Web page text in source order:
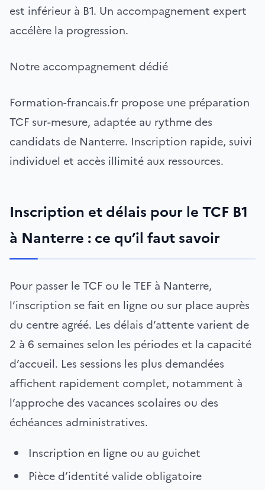
est inférieur à B1. Un accompagnement expert
accélère la progression.
Notre accompagnement dédié
Formation-francais.fr propose une préparation
TCF sur-mesure, adaptée au rythme des
candidats de Nanterre. Inscription rapide, suivi
individuel et accès illimité aux ressources.
Inscription et délais pour le TCF B1
à Nanterre : ce qu’il faut savoir
Pour passer le TCF ou le TEF à Nanterre,
l’inscription se fait en ligne ou sur place auprès
du centre agréé. Les délais d’attente varient de
2 à 6 semaines selon les périodes et la capacité
d’accueil. Les sessions les plus demandées
affichent rapidement complet, notamment à
l’approche des vacances scolaires ou des
échéances administratives.
Inscription en ligne ou au guichet
Pièce d’identité valide obligatoire